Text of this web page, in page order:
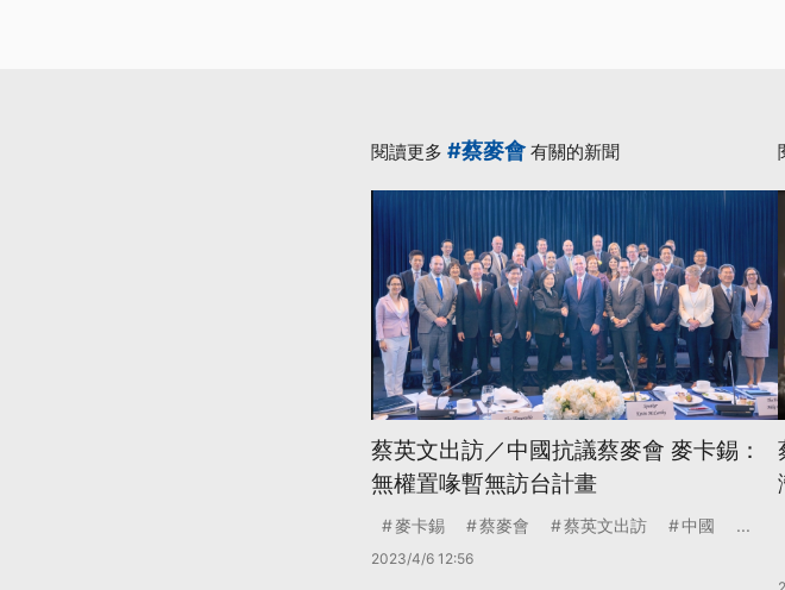
閱讀更多 #蔡麥會 有關的新聞
蔡英文出訪／中國抗議蔡麥會 麥卡錫：
無權置喙暫無訪台計畫
麥卡錫 蔡麥會 蔡英文出訪 中國 ...
2023/4/6 12:56